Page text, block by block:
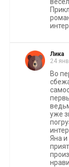
Лика
24
Во
уже
Яна